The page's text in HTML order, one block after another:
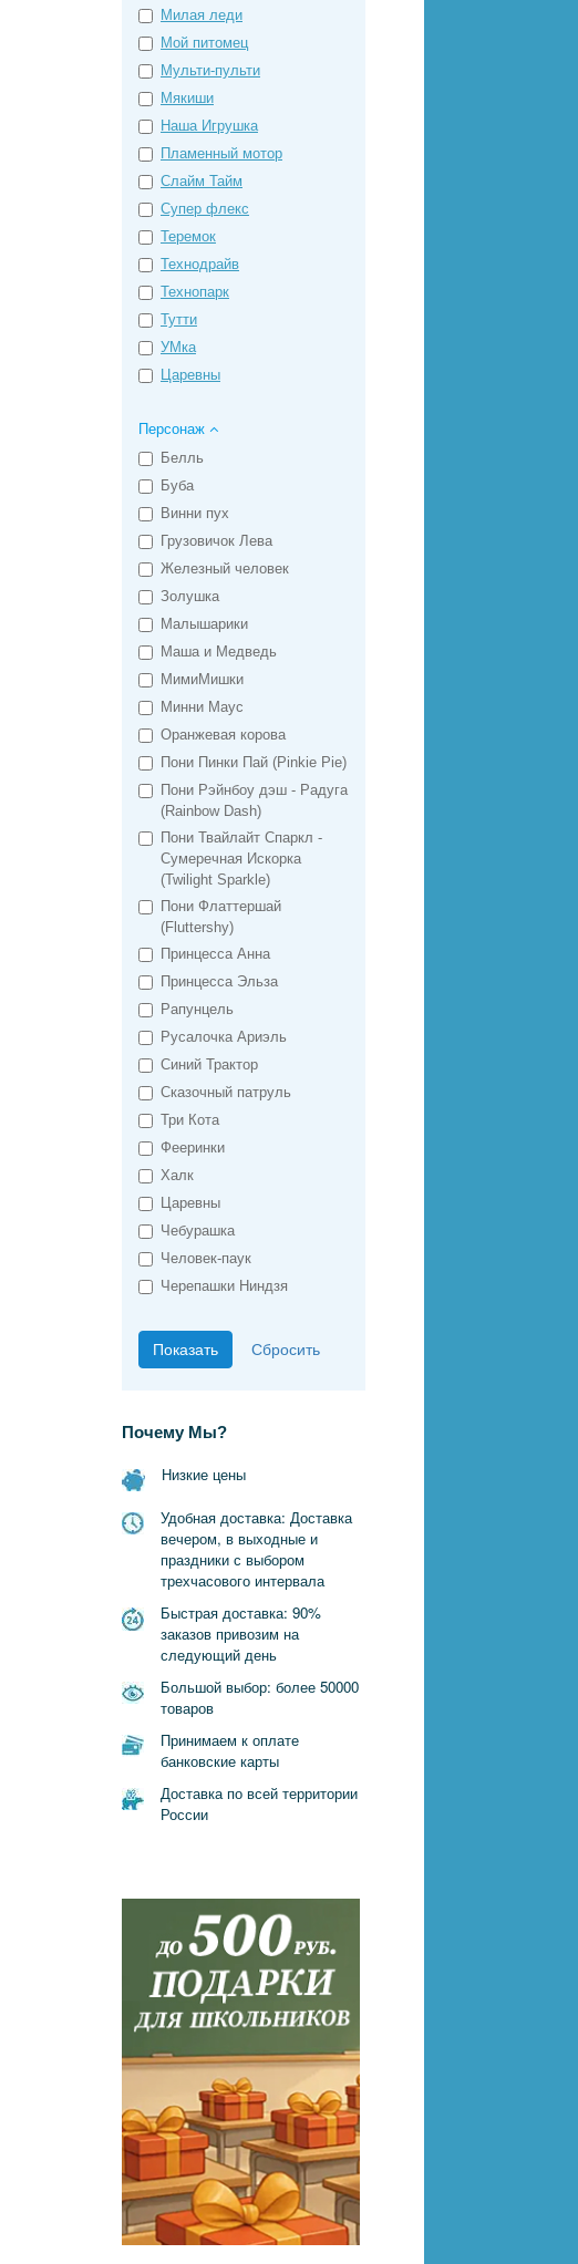
Милая леди
Мой питомец
Мульти-пульти
Мякиши
Наша Игрушка
Пламенный мотор
Слайм Тайм
Супер флекс
Теремок
Технодрайв
Технопарк
Тутти
УМка
Царевны
Персонаж
Белль
Буба
Винни пух
Грузовичок Лева
Железный человек
Золушка
Малышарики
Маша и Медведь
МимиМишки
Минни Маус
Оранжевая корова
Пони Пинки Пай (Pinkie Pie)
Пони Рэйнбоу дэш - Радуга
(Rainbow Dash)
Пони Твайлайт Спаркл -
Сумеречная Искорка
(Twilight Sparkle)
Пони Флаттершай
(Fluttershy)
Принцесса Анна
Принцесса Эльза
Рапунцель
Русалочка Ариэль
Синий Трактор
Сказочный патруль
Три Кота
Фееринки
Халк
Царевны
Чебурашка
Человек-паук
Черепашки Ниндзя
Почему Мы?
Низкие цены
Удобная доставка: Доставка
вечером, в выходные и
праздники с выбором
трехчасового интервала
Быстрая доставка: 90%
заказов привозим на
следующий день
Большой выбор: более 50000
товаров
Принимаем к оплате
банковские карты
Доставка по всей территории
России